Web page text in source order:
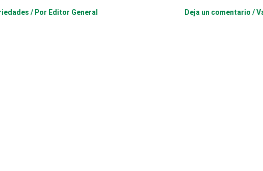
/ Por Editor General Deja un comentario /